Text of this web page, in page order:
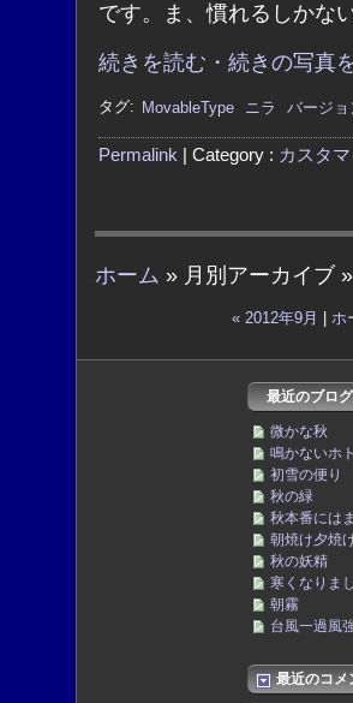
です。ま、慣れるしかない
続きを読む・続きの写真
タグ: MovableType ニラ バージ
Permalink | Category : カスタ
ホーム » 月別アーカイブ
« 2012年9月 ホ
最近のブロ
微かな秋
鳴かないホ
初雪の便り
秋の緑
秋本番には
朝焼け夕焼
秋の妖精
寒くなりま
朝霧
台風一過風
最近のコメ